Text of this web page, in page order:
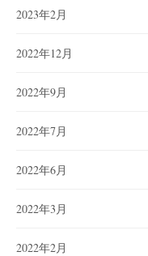
2023年2月
2022年12月
2022年9月
2022年7月
2022年6月
2022年3月
2022年2月